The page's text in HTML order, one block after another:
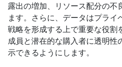
露出の増加、リソース配分の不
ます。さらに、データはプライ
戦略を形成する上で重要な役割
成員と潜在的な購入者に透明性
示できるようにします。